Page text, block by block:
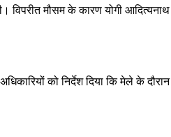
विपरीत मौसम के कारण योगी
को निर्देश दिया कि मेले के